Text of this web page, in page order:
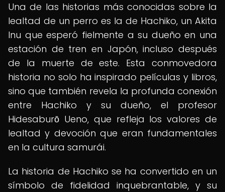
Una de las historias más conocidas sobre la
lealtad de un perro es la de Hachiko, un Akita
Inu que esperó fielmente a su dueño en una
estación de tren en Japón, incluso después
de la muerte de este. Esta conmovedora
historia no solo ha inspirado películas y libros,
sino que también revela la profunda conexión
entre Hachiko y su dueño, el profesor
Hidesaburō Ueno, que refleja los valores de
lealtad y devoción que eran fundamentales
en la cultura samurái.
La historia de Hachiko se ha convertido en un
símbolo de fidelidad inquebrantable, y su